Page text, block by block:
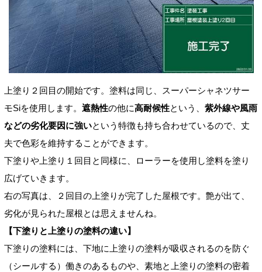
上塗り２回目の開始です。塗料は同じ、スーパーシャネツサー
モSiを使用します。 遮熱性の他に高耐候性という、 紫外線や風雨
などの劣化要因に強いという特徴も持ち合わせているので、 丈
夫で色彩を維持することができます。
下塗りや上塗り１回目と同様に、ローラーを使用し塗料を塗り
広げていきます。
右の写真は、２回目の上塗りが完了した屋根です。艶が出て、
劣化が見られた屋根とは思えませんね。
【下塗りと 上塗りの塗料の違い】
下塗りの塗料には、下地に上塗りの塗料が吸収されるのを防ぐ
（シールする ）働きのあるものや、素地と上塗りの塗料の密着